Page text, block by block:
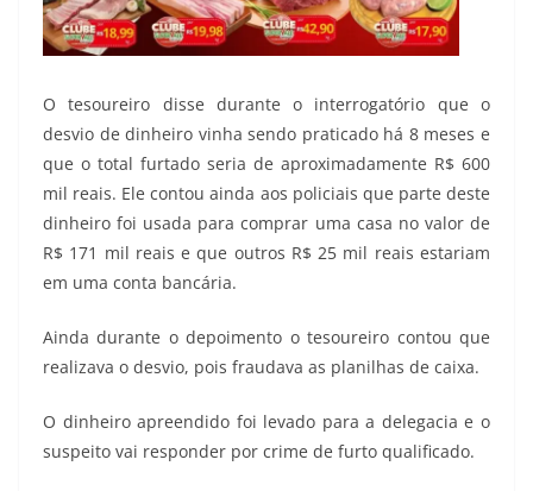
O tesoureiro disse durante o interrogatório que o
desvio de dinheiro vinha sendo praticado há 8 meses e
que o total furtado seria de aproximadamente R$ 600
mil reais. Ele contou ainda aos policiais que parte deste
dinheiro foi usada para comprar uma casa no valor de
R$ 171 mil reais e que outros R$ 25 mil reais estariam
em uma conta bancária.
Ainda durante o depoimento o tesoureiro contou que
realizava o desvio, pois fraudava as planilhas de caixa.
O dinheiro apreendido foi levado para a delegacia e o
suspeito vai responder por crime de furto qualificado.